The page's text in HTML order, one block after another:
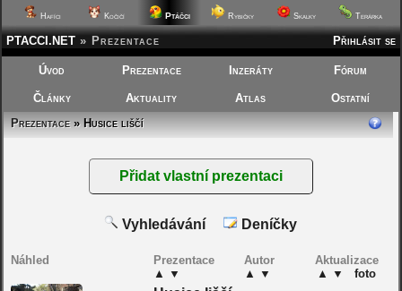
Hafíci Kočičí Ptáčci Rybičky Skalky Terárka
Přihlásit se
PTACCI.NET » Prezentace
Úvod Prezentace Inzeráty Fórum
Články Aktuality Atlas
Ostatní
Prezentace» Husice liščí
Vyhledávání Deníčky
Náhled
Prezentace
▲ ▼
Autor
▲ ▼
Aktualizace
▲ ▼ foto